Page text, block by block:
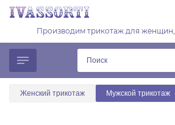
Производим трикотаж для
Женский трикотаж Мужской трикотаж